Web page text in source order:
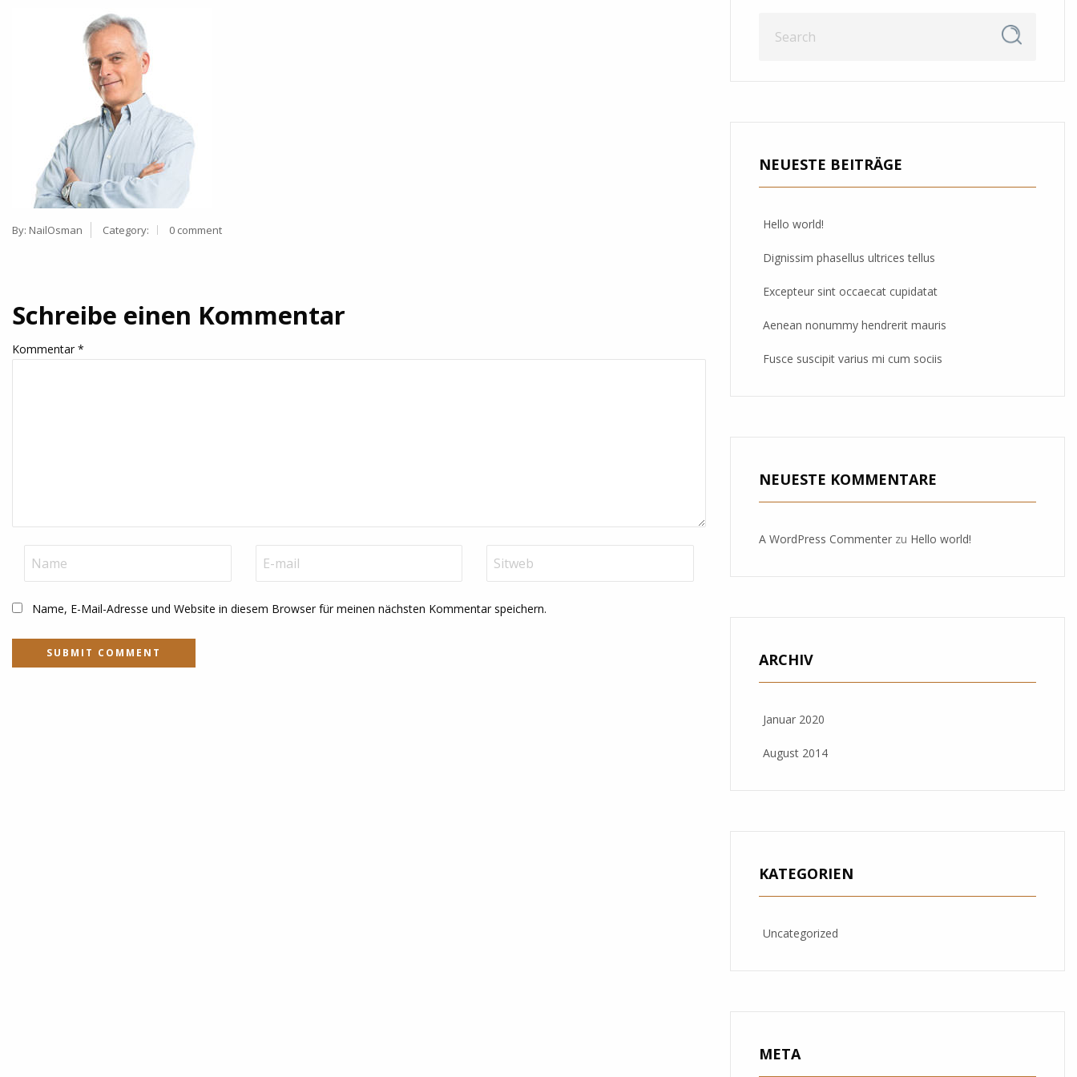
By: NailOsman Category: 0 comment
Schreibe einen Kommentar
Kommentar*
Name, E-Mail-Adresse und Website in diesem Browser für meinen nächsten Kommentar speichern.
NEUESTE BEITRÄGE
Hello world!
Dignissim phasellus ultrices tellus
Excepteur sint occaecat cupidatat
Aenean nonummy hendrerit mauris
Fusce suscipit varius mi cum sociis
NEUESTE KOMMENTARE
A WordPress Commenter zu Hello world!
ARCHIV
Januar 2020
August 2014
KATEGORIEN
Uncategorized
META